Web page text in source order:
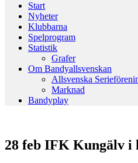
Start
Nyheter
Klubbarna
Spelprogram
Statistik
Grafer
Om Bandyallsvenskan
Allsvenska
Marknad
Bandyplay
28 feb IFK Kungälv i